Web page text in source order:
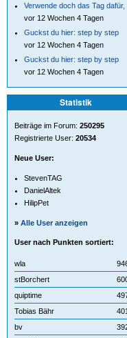
Verwende doch das Tag dafür,
vor 12 Wochen 4 Tagen
Guckst du hier: step by step
vor 12 Wochen 4 Tagen
Guckst du hier: step by step
vor 12 Wochen 4 Tagen
Statistik
Beiträge im Forum: 250295
Registrierte User: 20534
Neue User:
StevenTAG
DanielAltek
HilipPet
» Alle User anzeigen
User nach Punkten sortiert:
wla
stBorchert
quiptime
Tobias Bähr
bv